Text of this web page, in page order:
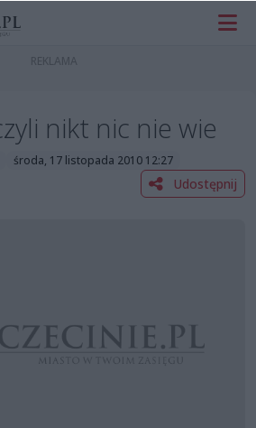
nikt nic nie wie
środa, 17 listopada 2010 12:27
Udostępnij